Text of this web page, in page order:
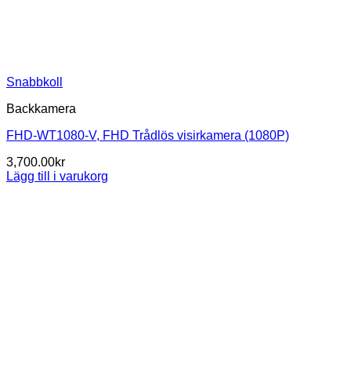
Snabbkoll
Backkamera
FHD-WT1080-V, FHD Trådlös visirkamera (1080P)
3,700.00kr
Lägg till i varukorg